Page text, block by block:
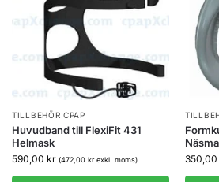
TILLBEHÖR CPAP
Huvudband till FlexiFit 431
Helmask
590,00 kr (472,00 krexkl. moms) 350,00